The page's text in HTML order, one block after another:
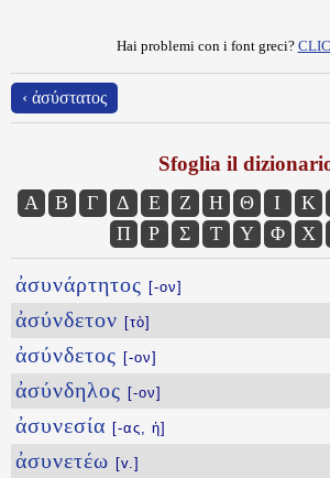
Hai problemi con i font greci?
‹ ἀσύστατος
Sfoglia il
Α Β Γ Δ Ε Ζ Η Θ Ι Κ
Π
Ρ Σ Τ Υ Φ Χ
ἀσυνάρτητος [-ον]
ἀσύνδετον [τὸ]
ἀσύνδετος [-ον]
ἀσύνδηλος [-ον]
ἀσυνεσία [-ας, ἡ]
ἀσυνετέω [v.]